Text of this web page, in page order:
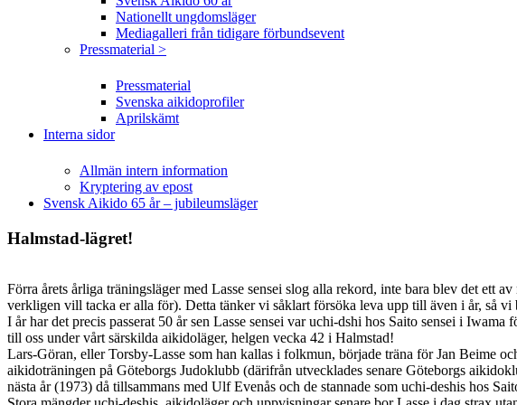
Nationellt ungdomsläger
Mediagalleri från tidigare förbundsevent
Pressmaterial >
Pressmaterial
Svenska aikidoprofiler
Aprilskämt
Interna sidor
Allmän intern information
Kryptering av epost
Svensk Aikido 65 år – jubileumsläger
Halmstad-lägret!
Förra årets årliga träningsläger med Lasse sensei slog alla rekord, inte bara blev det ett
verkligen vill tacka er alla för). Detta tänker vi såklart försöka leva upp till även i år, så
I år har det precis passerat 50 år sen Lasse sensei var uchi-dshi hos Saito sensei i
till oss under vårt särskilda aikidoläger, helgen vecka 42 i Halmstad!
Lars-Göran, eller Torsby-Lasse som han kallas i folkmun, började träna för Jan Beime
aikidoträningen på Göteborgs Judoklubb (därifrån utvecklades senare Göteborgs
nästa år (1973) då tillsammans med Ulf Evenås och de stannade som uchi-deshis hos